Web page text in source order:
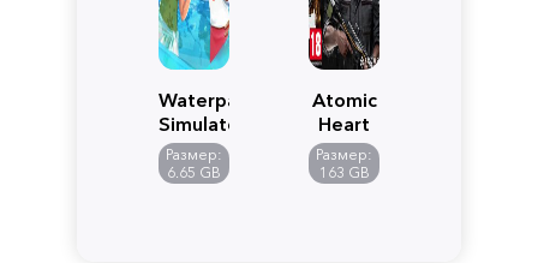
Waterpark
Simulator
Размер:
6.65 GB
Atomic
Heart
Размер:
163 GB